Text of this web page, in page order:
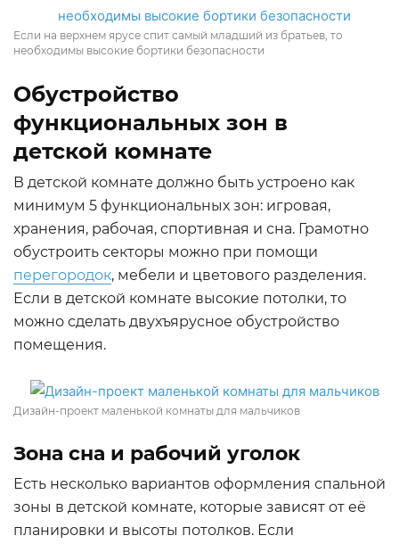
Если на верхнем ярусе спит самый младший из братьев, то
необходимы высокие бортики безопасности
Обустройство
функциональных зон в
детской комнате
В детской комнате должно быть устроено как
минимум 5 функциональных зон: игровая,
хранения, рабочая, спортивная и сна. Грамотно
обустроить секторы можно при помощи
перегородок, мебели и цветового разделения.
Если в детской комнате высокие потолки, то
можно сделать двухъярусное обустройство
помещения.
Дизайн-проект маленькой комнаты для мальчиков
Зона сна и рабочий уголок
Есть несколько вариантов оформления спальной
зоны в детской комнате, которые зависят от её
планировки и высоты потолков. Если